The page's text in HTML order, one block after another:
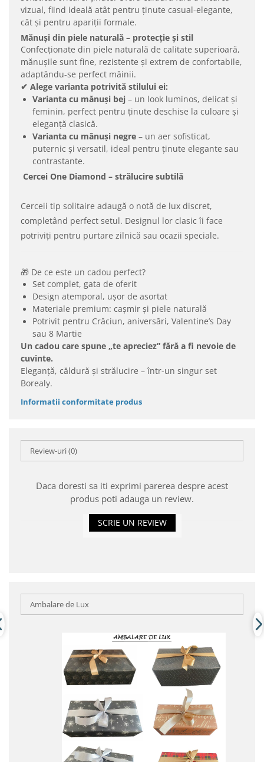
vizual, fiind ideală atât pentru ținute casual-elegante,
cât și pentru apariții formale.
Mănuși din piele naturală – protecție și stil
Confecționate din piele naturală de calitate superioară,
mănușile sunt fine, rezistente și extrem de confortabile,
adaptându-se perfect mâinii.
✔ Alege varianta potrivită stilului ei:
Varianta cu mănuși bej – un look luminos, delicat și
feminin, perfect pentru ținute deschise la culoare și
eleganță clasică.
Varianta cu mănuși negre – un aer sofisticat,
puternic și versatil, ideal pentru ținute elegante sau
contrastante.
Cercei One Diamond – strălucire subtilă
Cerceii tip solitaire adaugă o notă de lux discret,
completând perfect setul. Designul lor clasic îi face
potriviți pentru purtare zilnică sau ocazii speciale.
🎁 De ce este un cadou perfect?
Set complet, gata de oferit
Design atemporal, ușor de asortat
Materiale premium: cașmir și piele naturală
Potrivit pentru Crăciun, aniversări, Valentine’s Day
sau 8 Martie
Un cadou care spune „te apreciez” fără a fi nevoie de
cuvinte.
Eleganță, căldură și strălucire – într-un singur set
Borealy.
Informatii conformitate produs
Review-uri(0)
Daca doresti sa iti exprimi parerea despre acest
produs poti adauga un review.
SCRIE UN REVIEW
Ambalare de Lux